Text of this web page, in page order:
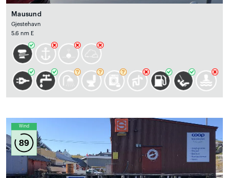
Mausund
Gjestehavn
5.6 nm E
Wind
89